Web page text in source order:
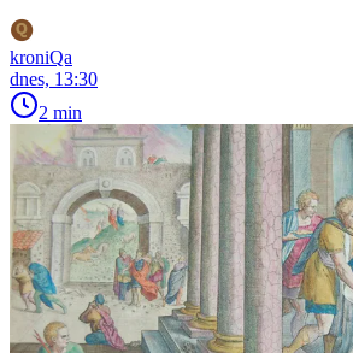
kroniQa
dnes, 13:30
2 min